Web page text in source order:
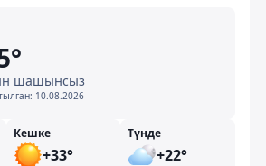
шашынсыз
10.08.2026
Кешке
+33°
Түнде
+22°